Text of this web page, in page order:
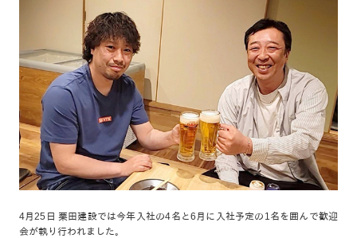
4月25日 栗田建設では今年入社の4名と6月に入社予定の1名を囲んで歓迎
会が執り行われました。